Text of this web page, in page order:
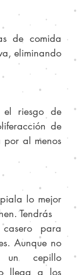
de comida
eliminando
riesgo de
de
por al menos
lo mejor
Tendrás
para
Aunque no
cepillo
llega a los